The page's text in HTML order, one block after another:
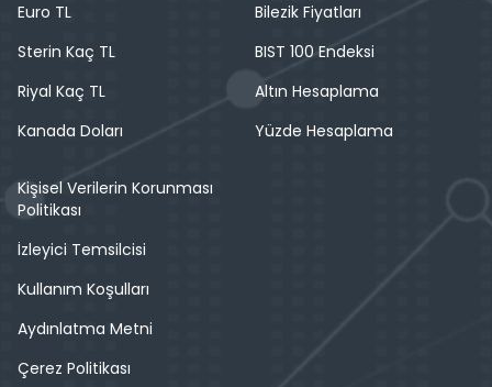
Euro TL
Sterin Kaç TL
Riyal Kaç TL
Kanada Doları
Bilezik Fiyatları
BIST 100 Endeksi
Altın Hesaplama
Yüzde Hesaplama
Kişisel Verilerin Korunması
Politikası
İzleyici Temsilcisi
Kullanım Koşulları
Aydınlatma Metni
Çerez Politikası